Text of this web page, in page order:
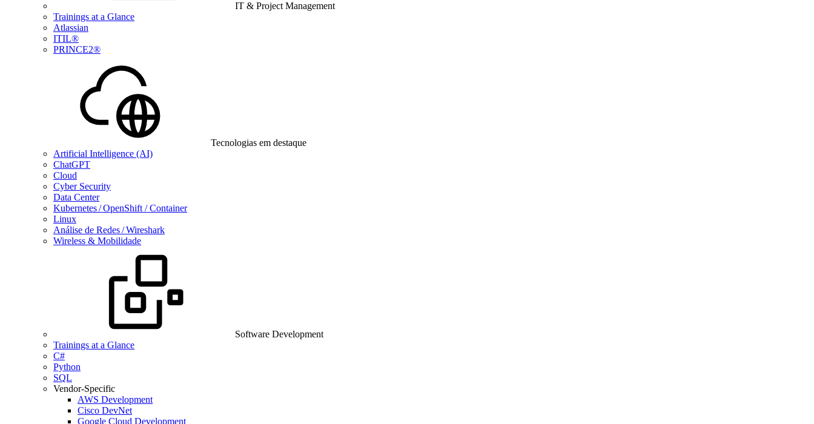
IT & Project Management
Trainings at a Glance
Atlassian
ITIL®
PRINCE2®
Tecnologias em destaque
Artificial Intelligence (AI)
ChatGPT
Cloud
Cyber Security
Data Center
Kubernetes / OpenShift / Container
Linux
Análise de Redes / Wireshark
Wireless & Mobilidade
Software Development
Trainings at a Glance
C#
Python
SQL
Vendor-Specific
AWS Development
Cisco DevNet
Google Cloud Development